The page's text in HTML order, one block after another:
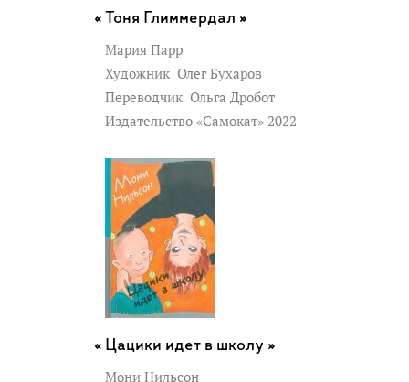
Тоня Глиммердал »
Мария Парр
Художник Олег Бухаров
Переводчик Ольга Дробот
Издательство «Самокат» 2022
Цацики идет в школу »
Мони Нильсон